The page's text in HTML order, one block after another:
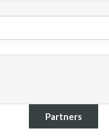
Partners